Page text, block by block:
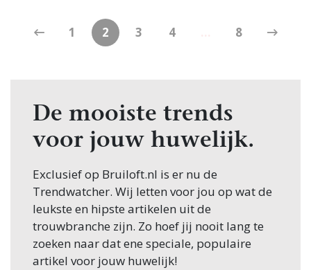
1 2 3 4 8
De mooiste trends
voor jouw huwelijk.
Exclusief op Bruiloft.nl is er nu de
Trendwatcher. Wij letten voor jou op wat de
leukste en hipste artikelen uit de
trouwbranche zijn. Zo hoef jij nooit lang te
zoeken naar dat ene speciale, populaire
artikel voor jouw huwelijk!